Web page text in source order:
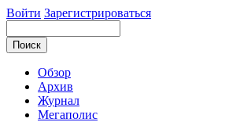
Войти Зарегистрироваться
Обзор
Архив
Журнал
Мегаполис